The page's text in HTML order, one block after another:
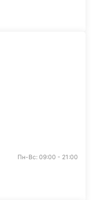
Пн-Вс: 09:00 - 21:00